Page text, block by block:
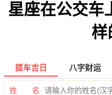
星座在公交车
样
提车吉日 八字财运
姓 名